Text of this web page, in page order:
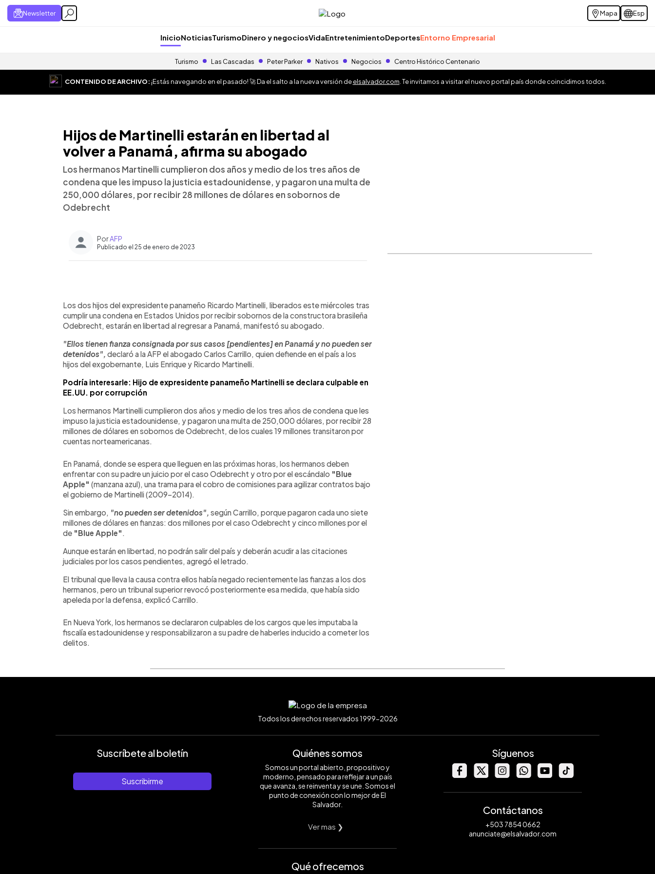
Newsletter Mapa Esp
InicioNoticiasTurismoDinero y negociosVidaEntretenimientoDeportesEntorno Empresarial
Turismo Las Cascadas Peter Parker Nativos Negocios Centro Histórico Centenario
CONTENIDO DE ARCHIVO:¡Estás navegando en el pasado! 🚀 Da el salto a la nueva versión deelsalvador.com . Te invitamos a visitar el nuevo portal país donde coincidimos todos.
Hijos de Martinelli estarán en libertad al
volver a Panamá, afirma su abogado
Los hermanos Martinelli cumplieron dos años y medio de los tres años de
condena que les impuso la justicia estadounidense, y pagaron una multa de
250,000 dólares, por recibir 28 millones de dólares en sobornos de
Odebrecht
PorAFP
Publicado el 25 de enero de 2023
► Escuchar artículo
Los dos hijos del expresidente panameño Ricardo Martinelli, liberados este miércoles tras
cumplir una condena en Estados Unidos por recibir sobornos de la constructora brasileña
Odebrecht, estarán en libertad al regresar a Panamá, manifestó su abogado.
"Ellos tienen fianza consignada por sus casos [pendientes] en Panamá y no pueden ser
detenidos", declaró a la AFP el abogado Carlos Carrillo, quien defiende en el país a los
hijos del exgobernante, Luis Enrique y Ricardo Martinelli.
Podría interesarle: Hijo de expresidente panameño Martinelli se declara culpable en
EE.UU. por corrupción
Los hermanos Martinelli cumplieron dos años y medio de los tres años de condena que les
impuso la justicia estadounidense, y pagaron una multa de 250,000 dólares, por recibir 28
millones de dólares en sobornos de Odebrecht, de los cuales 19 millones transitaron por
cuentas norteamericanas.
En Panamá, donde se espera que lleguen en las próximas horas, los hermanos deben
enfrentar con su padre un juicio por el caso Odebrecht y otro por el escándalo "Blue
Apple" (manzana azul), una trama para el cobro de comisiones para agilizar contratos bajo
el gobierno de Martinelli (2009-2014).
Sin embargo, "no pueden ser detenidos", según Carrillo, porque pagaron cada uno siete
millones de dólares en fianzas: dos millones por el caso Odebrecht y cinco millones por el
de "Blue Apple".
Aunque estarán en libertad, no podrán salir del país y deberán acudir a las citaciones
judiciales por los casos pendientes, agregó el letrado.
El tribunal que lleva la causa contra ellos había negado recientemente las fianzas a los dos
hermanos, pero un tribunal superior revocó posteriormente esa medida, que había sido
apeleda por la defensa, explicó Carrillo.
En Nueva York, los hermanos se declararon culpables de los cargos que les imputaba la
fiscalía estadounidense y responsabilizaron a su padre de haberles inducido a cometer los
delitos.
Todos los derechos reservados 1999-2026
Suscríbete al boletín
Suscribirme
Quiénes somos
Somos un portal abierto, propositivo y
moderno, pensado para reflejar a un país
que avanza, se reinventa y se une. Somos el
punto de conexión con lo mejor de El
Salvador.
Ver mas ❯
Qué ofrecemos
Síguenos
Contáctanos
+503 7854 0662
anunciate@elsalvador.com